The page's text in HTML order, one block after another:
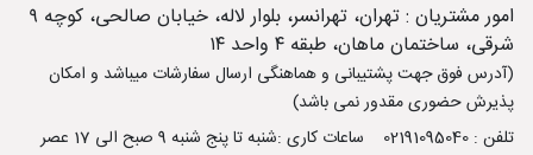
امور مشتریان : تهران، تهرانسر، بلوار لاله، خیابان صالحی، کوچه ۹
شرقی، ساختمان ماهان، طبقه ۴ واحد ۱۴
(آدرس فوق جهت پشتیبانی و هماهنگی ارسال سفارشات میباشد و امکان
پذیرش حضوری مقدور نمی باشد)
تلفن : 02191095040
ساعات کاری :شنبه تا پنج شنبه 9 صبح الی 17 عصر